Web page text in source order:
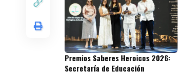
Premios Saberes Heroicos 2026:
Secretaría de Educación